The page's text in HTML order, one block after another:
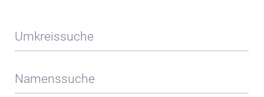
Umkreissuche
Namenssuche